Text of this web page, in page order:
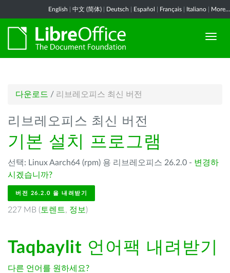
English 中文 (简体) Deutsch Español Français Italiano More...
다운로드 / 리브레오피스 최신 버전
리브레오피스 최신 버전
기본 설치 프로그램
선택: Linux Aarch64 (rpm) 용 리브레오피스 26.2.0 - 변경하
시겠습니까?
버전 26.2.0 을 내려받기
227 MB ( 토렌트, 정보 )
Taqbaylit 언어팩 내려받기
다른 언어를 원하세요?